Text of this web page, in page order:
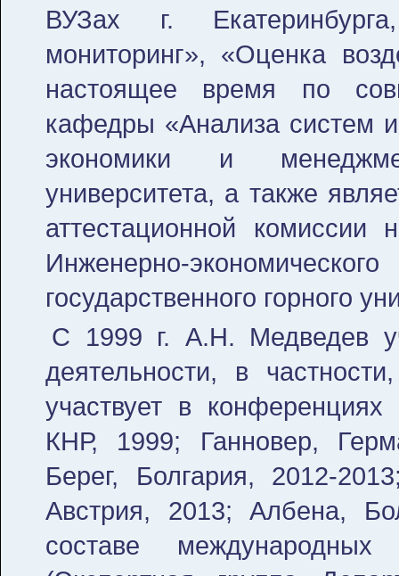
ВУЗах г.
мониторинг», «Оценка
настоящее время по
кафедры «Анализа систем
экономики и
университета, а также
аттестационной комиссии
Инженерно-
государственного горного
С 1999 г. А.Н. Медведев
деятельности, в
участвует в
КНР, 1999; Ганновер,
Берег, Болгария, 2012-
Австрия, 2013; Албена,
составе